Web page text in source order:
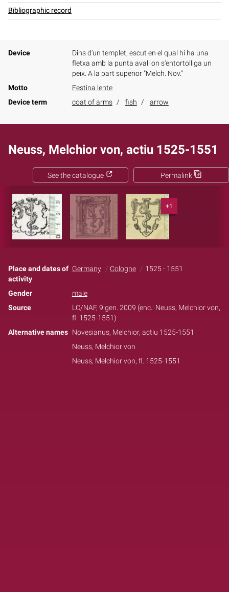
Bibliographic record
Device
Dins d'un templet, escut en el qual hi ha una
fletxa amb la punta avall on s'entortolliga un
peix. A la part superior "Melch. Nov."
Motto
Festina lente
Device term
coat of arms fish arrow
Neuss, Melchior von, actiu 1525-1551
Permalink
See the catalogue
+1
Place and dates of
activity
Germany Cologne 1525 - 1551
Gender
male
Source
LC/NAF, 9 gen. 2009 (enc.: Neuss, Melchior von,
fl. 1525-1551)
Alternative names Novesianus, Melchior, actiu 1525-1551
Neuss, Melchior von
Neuss, Melchior von, fl. 1525-1551